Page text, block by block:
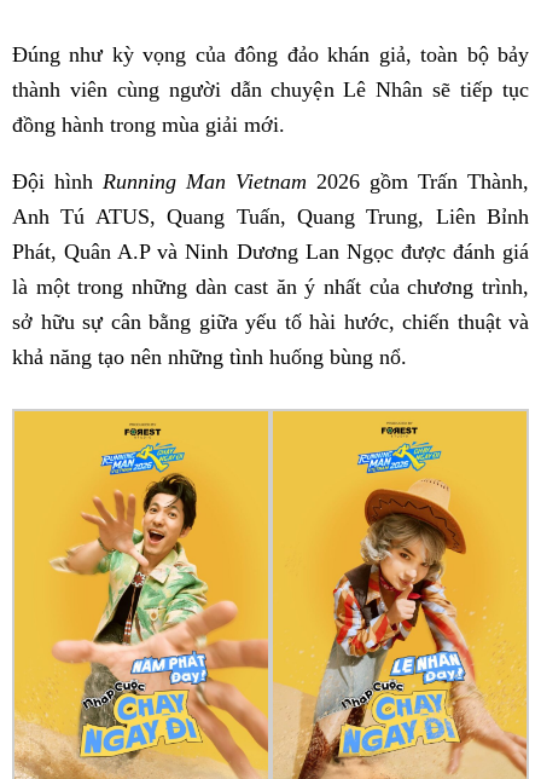
Đúng như kỳ vọng của đông đảo khán giả, toàn bộ bảy
thành viên cùng người dẫn chuyện Lê Nhân sẽ tiếp tục
đồng hành trong mùa giải mới.
Đội hình Running Man Vietnam 2026 gồm Trấn Thành,
Anh Tú ATUS, Quang Tuấn, Quang Trung, Liên Bỉnh
Phát, Quân A.P và Ninh Dương Lan Ngọc được đánh giá
là một trong những dàn cast ăn ý nhất của chương trình,
sở hữu sự cân bằng giữa yếu tố hài hước, chiến thuật và
khả năng tạo nên những tình huống bùng nổ.